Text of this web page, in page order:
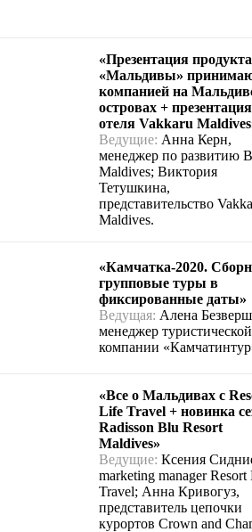
«Презентация продукта
«Мальдивы»
компанией на
островах + презентация
отеля Vakkaru
Ведущие: Анна Керн,
менеджер по развитию
Maldives; Виктория
Тетушкина,
представительство
Maldives.
«Камчатка-2020.
групповые туры в
фиксированные даты»
Ведущая: Алена
менеджер туристической
компании
«Все о Мальдивах с
Life Travel + новинка
Radisson Blu Resort
Maldives»
Ведущие: Ксения
marketing manager
Travel; Анна Кривогуз,
представитель цепочки
курортов Crown and